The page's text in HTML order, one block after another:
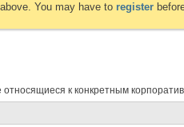
You may have to register
к конкретным